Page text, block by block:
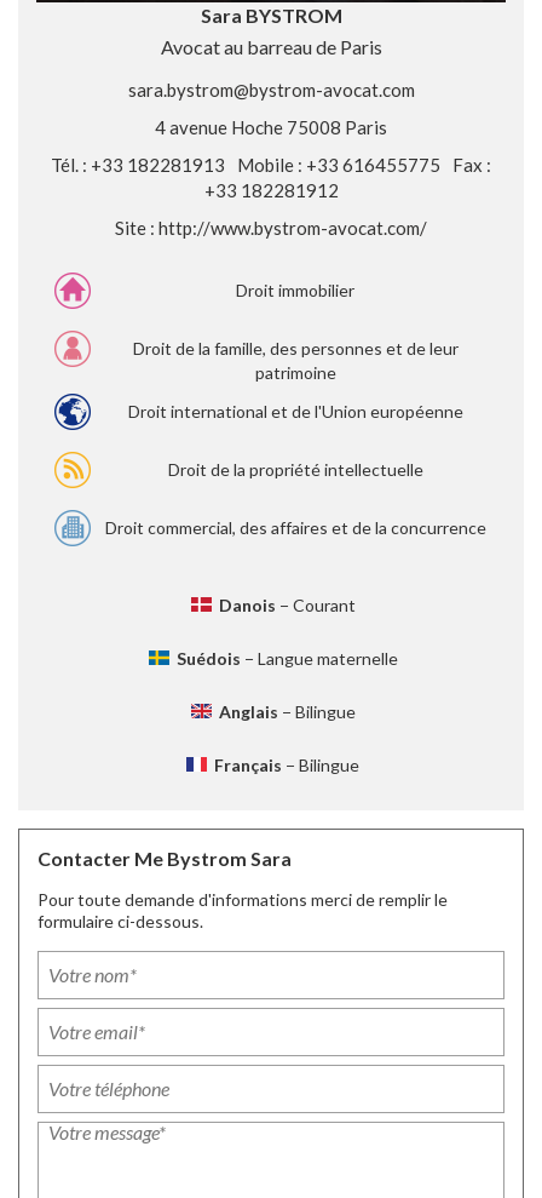
Sara BYSTROM
Avocat au barreau de Paris
sara.bystrom@bystrom-avocat.com
4 avenue Hoche 75008 Paris
Tél. : +33 182281913
Mobile : +33 616455775
Fax :
+33 182281912
Site : http://www.bystrom-avocat.com/
Droit immobilier
Droit de la famille, des personnes et de leur
patrimoine
Droit international et de l'Union européenne
Droit de la propriété intellectuelle
Droit commercial, des affaires et de la concurrence
Danois − Courant
Suédois − Langue maternelle
Anglais − Bilingue
Français − Bilingue
Contacter Me Bystrom Sara
Pour toute demande d'informations merci de remplir le
formulaire ci-dessous.